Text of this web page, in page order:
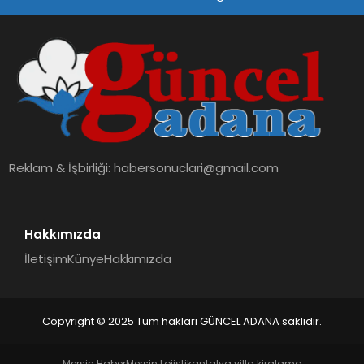
TEKNOLOJI
Reklam & İşbirliği:habersonuclari@gmail.com
Hakkımızda
İletişimKünyeHakkımızda
Copyright © 2025 Tüm hakları GÜNCEL ADANA saklıdır.